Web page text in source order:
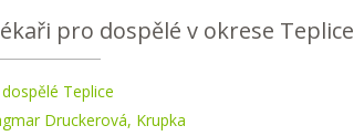
pro dospělé v okrese Teplice
Teplice
Druckerová, Krupka